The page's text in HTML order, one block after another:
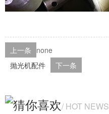
上一条 none
抛光机配件
下一条
猜你喜欢/ HOT NEWS